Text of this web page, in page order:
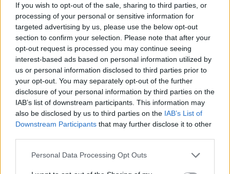
If you wish to opt-out of the sale, sharing to third parties, or
processing of your personal or sensitive information for
targeted advertising by us, please use the below opt-out
section to confirm your selection. Please note that after your
opt-out request is processed you may continue seeing
interest-based ads based on personal information utilized by
us or personal information disclosed to third parties prior to
your opt-out. You may separately opt-out of the further
disclosure of your personal information by third parties on the
IAB’s list of downstream participants. This information may
also be disclosed by us to third parties on the IAB’s List of
Downstream Participants that may further disclose it to other
Please note that this website/app uses one or more Google
Personal Data Processing Opt Outs